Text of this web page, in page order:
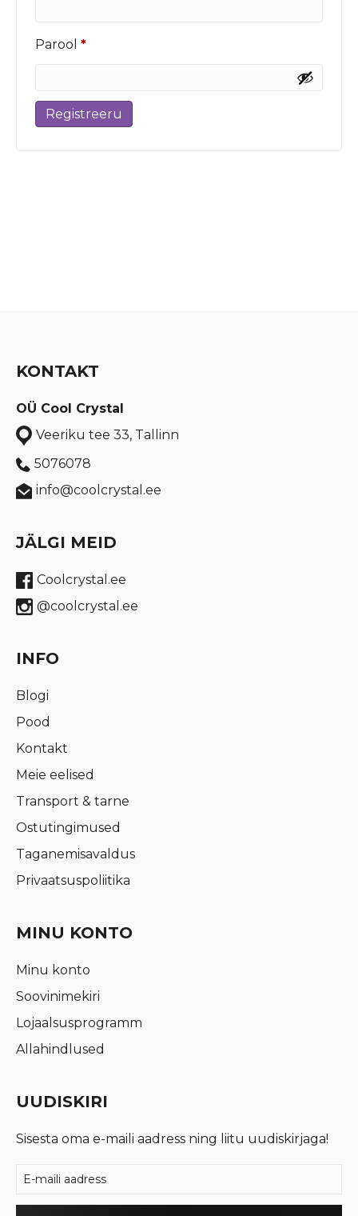
Parool *Nõutud
Registreeru
KONTAKT
OÜ Cool Crystal
Veeriku tee 33, Tallinn
5076078
info@coolcrystal.ee
JÄLGI MEID
Coolcrystal.ee
@coolcrystal.ee
INFO
Blogi
Pood
Kontakt
Meie eelised
Transport & tarne
Ostutingimused
Taganemisavaldus
Privaatsuspoliitika
MINU KONTO
Minu konto
Soovinimekiri
Lojaalsusprogramm
Allahindlused
UUDISKIRI
Sisesta oma e-maili aadress ning liitu uudiskirjaga!